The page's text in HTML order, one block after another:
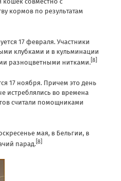
кормов по результатам
17 февраля. Участники
клубками и в кульминации
разноцветными нитками. [8]
17 ноября. Причем это день
истреблялись во времена
считали помощниками
мая, в Бельгии, в
парад. [8]